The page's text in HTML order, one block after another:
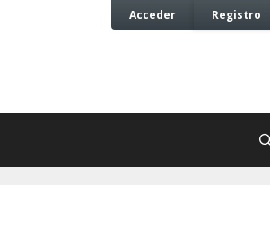
Acceder Registro